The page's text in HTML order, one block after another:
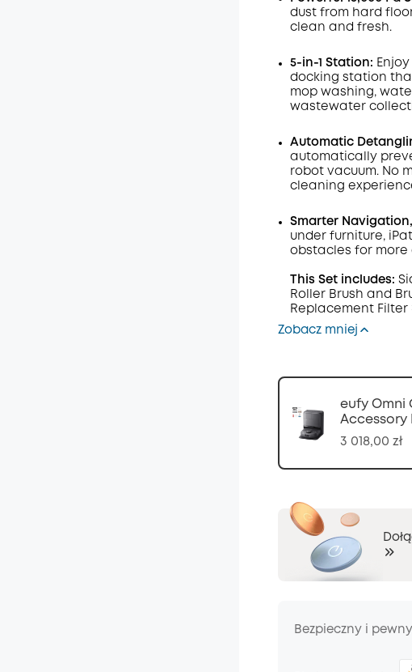
dust from hard
clean and fresh.
5-in-1 Station:
docking station
mop washing,
wastewater
Automatic
automatically
robot vacuum. No
cleaning
Smarter
under furniture,
obstacles for
This Set includes:
Roller Brush and
Replacement Filter
Zobacz mniej
eufy Omni
Accessory
3 018,00 zł
Bezpieczny i pewny